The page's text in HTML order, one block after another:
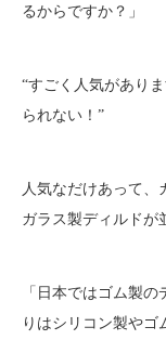
るからですか？」
“すごく人気があり
られない！”
人気なだけあって、
ガラス製ディルドが
「日本ではゴム製
りはシリコン製やゴ